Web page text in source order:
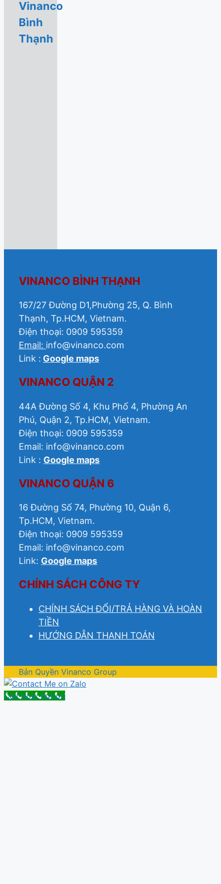
Vinanco
Bình
Thạnh
VINANCO BÌNH THẠNH
167/27 Đường D1,Phường 25, Q. Bình
Thạnh, Tp.HCM, Vietnam.
Điện thoại: 0909 595359
Email: info@vinanco.com
Link : Google maps
VINANCO QUẬN 2
44A Đường Số 4, Khu Phố 4, Phường An
Phú, Quận 2, Tp.HCM, Vietnam.
Điện thoại: 0909 595359
Email: info@vinanco.com
Link : Google maps
VINANCO QUẬN 6
16 Đường Số 74, Phường 10, Quận 6,
Tp.HCM, Vietnam.
Điện thoại: 0909 595359
Email: info@vinanco.com
Link: Google maps
CHÍNH SÁCH CÔNG TY
CHÍNH SÁCH ĐỔI/TRẢ HÀNG VÀ HOÀN
TIỀN
HƯỚNG DẪN THANH TOÁN
Bản Quyền Vinanco Group
Call Now Button